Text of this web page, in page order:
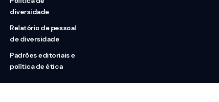
diversidade
Relatório de pessoal
de diversidade
Padrões editoriais e
política de ética